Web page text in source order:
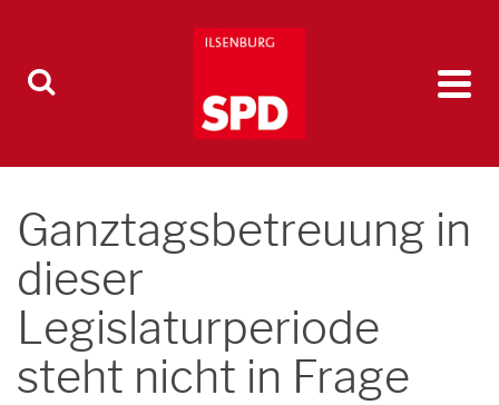
Ganztagsbetreuung in
dieser
Legislaturperiode
steht nicht in Frage